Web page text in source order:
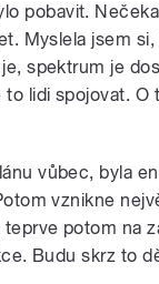
pobavit.
Myslela jsem
spektrum je
lidi spojovat. O
vůbec, byla
vznikne
potom na
Budu skrz to